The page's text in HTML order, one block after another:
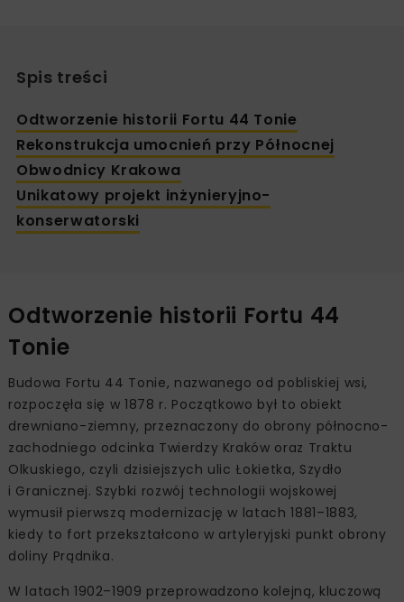
Spis treści
Odtworzenie historii Fortu 44 Tonie
Rekonstrukcja umocnień przy Północnej
Obwodnicy Krakowa
Unikatowy projekt inżynieryjno-
konserwatorski
Odtworzenie historii Fortu 44
Tonie
Budowa Fortu 44 Tonie, nazwanego od pobliskiej wsi,
rozpoczęła się w 1878 r. Początkowo był to obiekt
drewniano-ziemny, przeznaczony do obrony północno-
zachodniego odcinka Twierdzy Kraków oraz Traktu
Olkuskiego, czyli dzisiejszych ulic Łokietka, Szydło
i Granicznej. Szybki rozwój technologii wojskowej
wymusił pierwszą modernizację w latach 1881–1883,
kiedy to fort przekształcono w artyleryjski punkt obrony
doliny Prądnika.
W latach 1902–1909 przeprowadzono kolejną, kluczową